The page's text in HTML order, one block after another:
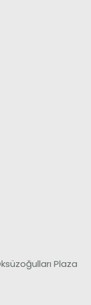
Plaza